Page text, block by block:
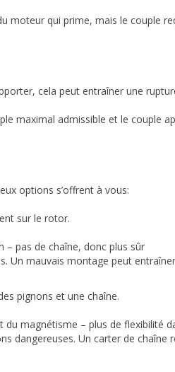
moteur qui prime, mais le
cela peut entraîner une
maximal admissible et le
options s’offrent à vous:
sur le rotor.
– pas de chaîne, donc plus sûr
Un mauvais montage peut
pignons et une chaîne.
magnétisme – plus de flexibilité
dangereuses. Un carter de chaîne